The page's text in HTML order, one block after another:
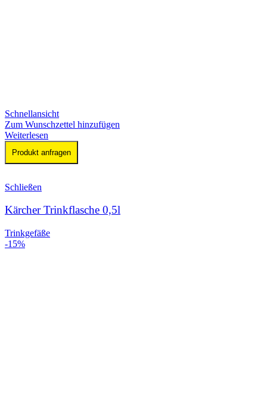
Schnellansicht
Zum Wunschzettel hinzufügen
Weiterlesen
Produkt anfragen
Schließen
Kärcher Trinkflasche 0,5l
Trinkgefäße
-15%